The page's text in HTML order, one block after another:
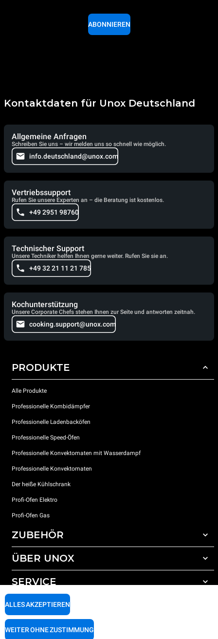
ABONNIEREN
Kontaktdaten für Unox Deutschland
Allgemeine Anfragen
Schreiben Sie uns – wir melden uns so schnell wie möglich.
info.deutschland@unox.com
Vertriebssupport
Rufen Sie unsere Experten an – die Beratung ist kostenlos.
+49 2951 98760
Technischer Support
Unsere Techniker helfen Ihnen gerne weiter. Rufen Sie sie an.
+49 32 21 11 21 785
Kochunterstützung
Unsere Corporate Chefs stehen Ihnen zur Seite und antworten zeitnah.
cooking.support@unox.com
PRODUKTE
Alle Produkte
Professionelle Kombidämpfer
Professionelle Ladenbacköfen
Professionelle Speed-Öfen
Professionelle Konvektomaten mit Wasserdampf
Professionelle Konvektomaten
Der heiße Kühlschrank
Profi-Ofen Elektro
Profi-Ofen Gas
ZUBEHÖR
Gesamtes Zubehör
Wasseraufbereitung mit Kunstharzfiltern
Wasseraufbereitung durch Umkehrosmose
ÜBER UNOX
Unsere Standorte weltweit
SERVICE
Unox garantie
Händler Suche
ALLES AKZEPTIEREN
WEITER OHNE ZUSTIMMUNG